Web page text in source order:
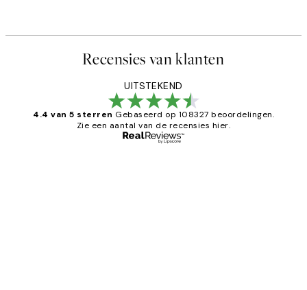
Recensies van klanten
UITSTEKEND
4.4 van 5 sterren Gebaseerd op 108327 beoordelingen.
Zie een aantal van de recensies hier.